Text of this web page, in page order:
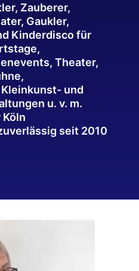
Zauberer,
Gaukler,
Kinderdisco für
Theater,
und
u. v. m.
seit 2010